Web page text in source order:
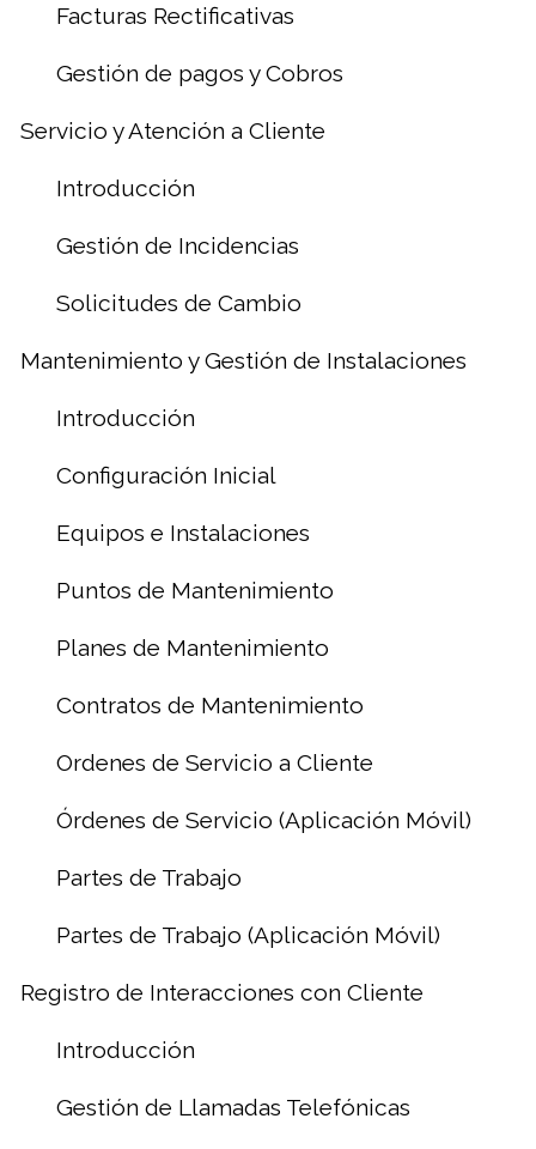
Facturas Rectificativas
Gestión de pagos y Cobros
Servicio y Atención a Cliente
Introducción
Gestión de Incidencias
Solicitudes de Cambio
Mantenimiento y Gestión de Instalaciones
Introducción
Configuración Inicial
Equipos e Instalaciones
Puntos de Mantenimiento
Planes de Mantenimiento
Contratos de Mantenimiento
Ordenes de Servicio a Cliente
Órdenes de Servicio (Aplicación Móvil)
Partes de Trabajo
Partes de Trabajo (Aplicación Móvil)
Registro de Interacciones con Cliente
Introducción
Gestión de Llamadas Telefónicas